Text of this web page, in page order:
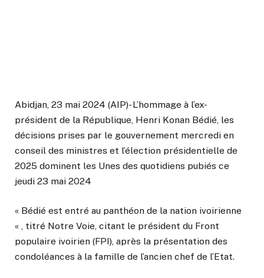
Abidjan, 23 mai 2024 (AIP)- L’hommage à l’ex-
président de la République, Henri Konan Bédié, les
décisions prises par le gouvernement mercredi en
conseil des ministres et l’élection présidentielle de
2025 dominent les Unes des quotidiens pubiés ce
jeudi 23 mai 2024
« Bédié est entré au panthéon de la nation ivoirienne
« , titré Notre Voie, citant le président du Front
populaire ivoirien (FPI), après la présentation des
condoléances à la famille de l’ancien chef de l’Etat.